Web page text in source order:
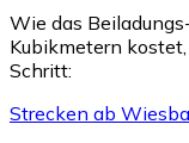
Wie das
Kubikmetern
Schritt:
Strecken ab